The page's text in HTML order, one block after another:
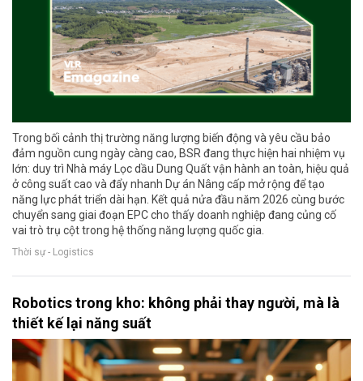
Trong bối cảnh thị trường năng lượng biến động và yêu cầu bảo
đảm nguồn cung ngày càng cao, BSR đang thực hiện hai nhiệm vụ
lớn: duy trì Nhà máy Lọc dầu Dung Quất vận hành an toàn, hiệu quả
ở công suất cao và đẩy nhanh Dự án Nâng cấp mở rộng để tạo
năng lực phát triển dài hạn. Kết quả nửa đầu năm 2026 cùng bước
chuyển sang giai đoạn EPC cho thấy doanh nghiệp đang củng cố
vai trò trụ cột trong hệ thống năng lượng quốc gia.
Thời sự - Logistics
Robotics trong kho: không phải thay người, mà là
thiết kế lại năng suất